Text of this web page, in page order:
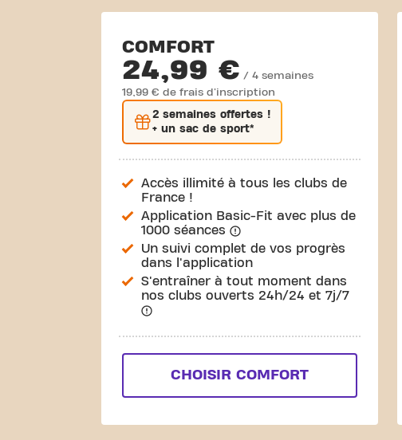
COMFORT
24,99 € / 4 semaines
19,99 € de frais d'inscription
2 semaines offertes !
+ un sac de sport*
Accès illimité à tous les clubs de
France !
Application Basic-Fit avec plus de
1000 séances
Un suivi complet de vos progrès
dans l'application
S'entraîner à tout moment dans
nos clubs ouverts 24h/24 et 7j/7
CHOISIR COMFORT